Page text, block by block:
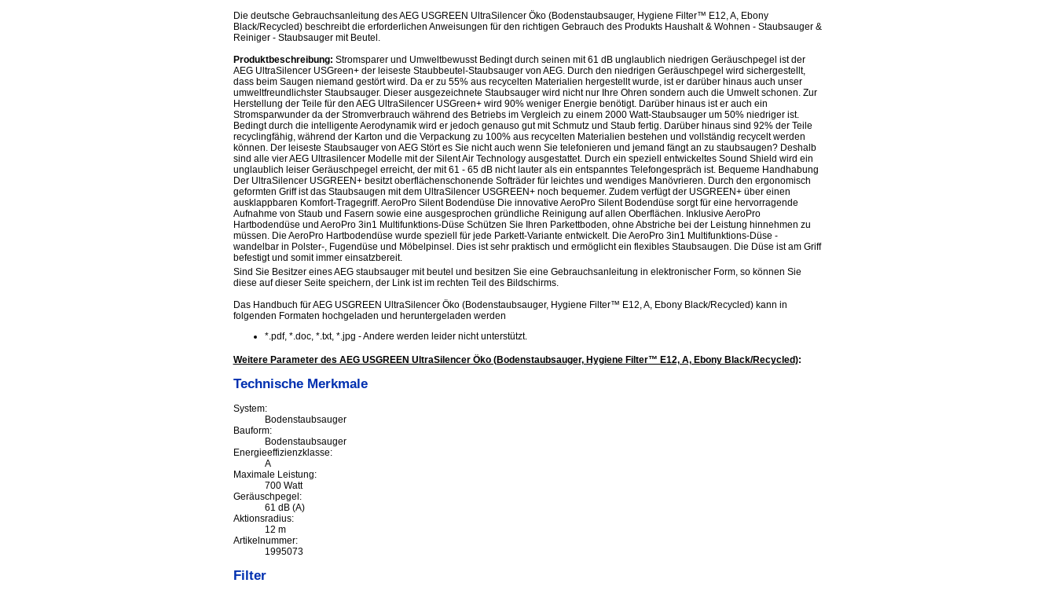
Die deutsche Gebrauchsanleitung des AEG USGREEN UltraSilencer Öko (Bodenstaubsauger, Hygiene Filter™ E12, A, Ebony
Black/Recycled) beschreibt die erforderlichen Anweisungen für den richtigen Gebrauch des Produkts Haushalt & Wohnen - Staubsauger &
Reiniger - Staubsauger mit Beutel.
Produktbeschreibung: Stromsparer und Umweltbewusst Bedingt durch seinen mit 61 dB unglaublich niedrigen Geräuschpegel ist der
AEG UltraSilencer USGreen+ der leiseste Staubbeutel-Staubsauger von AEG. Durch den niedrigen Geräuschpegel wird sichergestellt,
dass beim Saugen niemand gestört wird. Da er zu 55% aus recycelten Materialien hergestellt wurde, ist er darüber hinaus auch unser
umweltfreundlichster Staubsauger. Dieser ausgezeichnete Staubsauger wird nicht nur Ihre Ohren sondern auch die Umwelt schonen. Zur
Herstellung der Teile für den AEG UltraSilencer USGreen+ wird 90% weniger Energie benötigt. Darüber hinaus ist er auch ein
Stromsparwunder da der Stromverbrauch während des Betriebs im Vergleich zu einem 2000 Watt-Staubsauger um 50% niedriger ist.
Bedingt durch die intelligente Aerodynamik wird er jedoch genauso gut mit Schmutz und Staub fertig. Darüber hinaus sind 92% der Teile
recyclingfähig, während der Karton und die Verpackung zu 100% aus recycelten Materialien bestehen und vollständig recycelt werden
können. Der leiseste Staubsauger von AEG Stört es Sie nicht auch wenn Sie telefonieren und jemand fängt an zu staubsaugen? Deshalb
sind alle vier AEG Ultrasilencer Modelle mit der Silent Air Technology ausgestattet. Durch ein speziell entwickeltes Sound Shield wird ein
unglaublich leiser Geräuschpegel erreicht, der mit 61 - 65 dB nicht lauter als ein entspanntes Telefongespräch ist. Bequeme Handhabung
Der UltraSilencer USGREEN+ besitzt oberflächenschonende Softräder für leichtes und wendiges Manövrieren. Durch den ergonomisch
geformten Griff ist das Staubsaugen mit dem UltraSilencer USGREEN+ noch bequemer. Zudem verfügt der USGREEN+ über einen
ausklappbaren Komfort-Tragegriff. AeroPro Silent Bodendüse Die innovative AeroPro Silent Bodendüse sorgt für eine hervorragende
Aufnahme von Staub und Fasern sowie eine ausgesprochen gründliche Reinigung auf allen Oberflächen. Inklusive AeroPro
Hartbodendüse und AeroPro 3in1 Multifunktions-Düse Schützen Sie Ihren Parkettboden, ohne Abstriche bei der Leistung hinnehmen zu
müssen. Die AeroPro Hartbodendüse wurde speziell für jede Parkett-Variante entwickelt. Die AeroPro 3in1 Multifunktions-Düse -
wandelbar in Polster-, Fugendüse und Möbelpinsel. Dies ist sehr praktisch und ermöglicht ein flexibles Staubsaugen. Die Düse ist am Griff
befestigt und somit immer einsatzbereit.
Sind Sie Besitzer eines AEG staubsauger mit beutel und besitzen Sie eine Gebrauchsanleitung in elektronischer Form, so können Sie
diese auf dieser Seite speichern, der Link ist im rechten Teil des Bildschirms.
Das Handbuch für AEG USGREEN UltraSilencer Öko (Bodenstaubsauger, Hygiene Filter™ E12, A, Ebony Black/Recycled) kann in
folgenden Formaten hochgeladen und heruntergeladen werden
*.pdf, *.doc, *.txt, *.jpg - Andere werden leider nicht unterstützt.
Weitere Parameter des AEG USGREEN UltraSilencer Öko (Bodenstaubsauger, Hygiene Filter™ E12, A, Ebony Black/Recycled):
Technische Merkmale
System:
Bodenstaubsauger
Bauform:
Bodenstaubsauger
Energieeffizienzklasse:
A
Maximale Leistung:
700 Watt
Geräuschpegel:
61 dB (A)
Aktionsradius:
12 m
Artikelnummer:
1995073
Filter